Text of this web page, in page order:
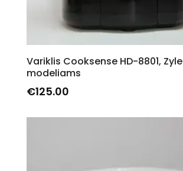
Variklis Cooksense HD-8801, Zyle
modeliams
€125.00